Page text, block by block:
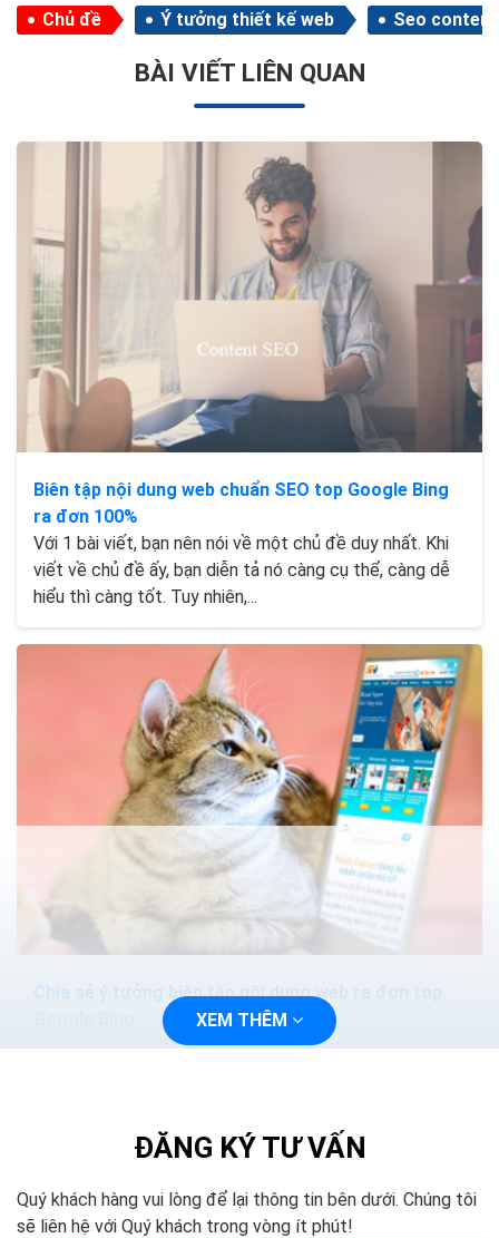
Chủ đề Ý tưởng thiết kế web Seo content
BÀI VIẾT LIÊN QUAN
Biên tập nội dung web chuẩn SEO top Google Bing
ra đơn 100%
Với 1 bài viết, bạn nên nói về một chủ đề duy nhất. Khi
viết về chủ đề ấy, bạn diễn tả nó càng cụ thể, càng dễ
hiểu thì càng tốt. Tuy nhiên,...
Chia sẻ ý tưởng biên tập nội dung web ra đơn top
Thật hoang mang khi tôi vừa nói ở trên rằng không
XEM THÊM
ĐĂNG KÝ TƯ VẤN
Quý khách hàng vui lòng để lại thông tin bên dưới. Chúng tôi
sẽ liên hệ với Quý khách trong vòng ít phút!